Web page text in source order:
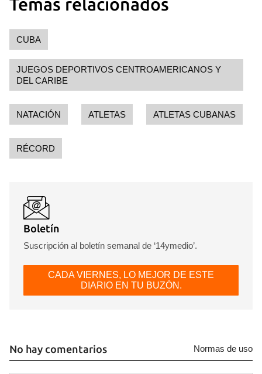
Guardar como favorito
iniciar sesión con tu cuenta de 14ymedio.
INICIAR SESIÓN CANCELAR
Temas relacionados
CUBA
JUEGOS DEPORTIVOS CENTROAMERICANOS Y
DEL CARIBE
NATACIÓN ATLETAS ATLETAS CUBANAS
RÉCORD
Boletín
Suscripción al boletín semanal de ‘14ymedio’.
CADA VIERNES, LO MEJOR DE ESTE
DIARIO EN TU BUZÓN.
No hay comentarios Normas de uso